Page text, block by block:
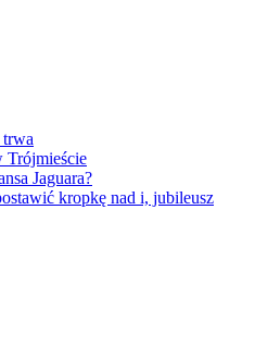
Trójmieście
Jaguara?
kropkę nad i, jubileusz